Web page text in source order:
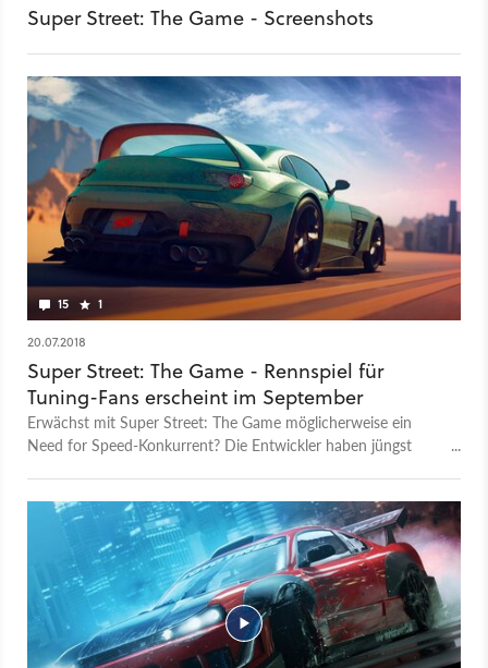
Super Street: The Game - Screenshots
15 1
20.07.2018
Super Street: The Game - Rennspiel für
Tuning-Fans erscheint im September
Erwächst mit Super Street: The Game möglicherweise ein
Need for Speed-Konkurrent? Die Entwickler haben jüngst